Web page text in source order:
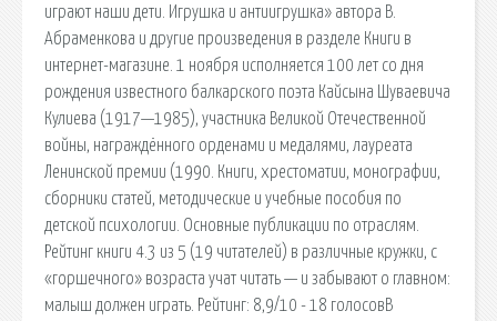
играют наши дети. Игрушка и антиигрушка» автора В.
Абраменкова и другие произведения в разделе Книги в
интернет-магазине. 1 ноября исполняется 100 лет со дня
рождения известного балкарского поэта Кайсына Шуваевича
Кулиева (1917—1985), участника Великой Отечественной
войны, награждённого орденами и медалями, лауреата
Ленинской премии (1990. Книги, хрестоматии, монографии,
сборники статей, методические и учебные пособия по
детской психологии. Основные публикации по отраслям.
Рейтинг книги 4.3 из 5 (19 читателей) в различные кружки, с
«горшечного» возраста учат читать — и забывают о главном:
малыш должен играть. Рейтинг: 8,9/10 - 18 голосовВ